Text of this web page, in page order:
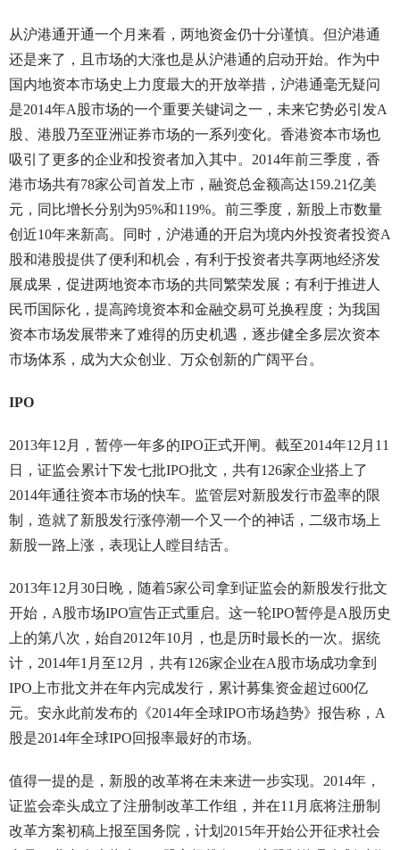
从沪港通开通一个月来看，两地资金仍十分谨慎。但沪港通
还是来了，且市场的大涨也是从沪港通的启动开始。作为中
国内地资本市场史上力度最大的开放举措，沪港通毫无疑问
是2014年A股市场的一个重要关键词之一，未来它势必引发A
股、港股乃至亚洲证券市场的一系列变化。香港资本市场也
吸引了更多的企业和投资者加入其中。2014年前三季度，香
港市场共有78家公司首发上市，融资总金额高达159.21亿美
元，同比增长分别为95%和119%。前三季度，新股上市数量
创近10年来新高。同时，沪港通的开启为境内外投资者投资A
股和港股提供了便利和机会，有利于投资者共享两地经济发
展成果，促进两地资本市场的共同繁荣发展；有利于推进人
民币国际化，提高跨境资本和金融交易可兑换程度；为我国
资本市场发展带来了难得的历史机遇，逐步健全多层次资本
市场体系，成为大众创业、万众创新的广阔平台。
IPO
2013年12月，暂停一年多的IPO正式开闸。截至2014年12月11
日，证监会累计下发七批IPO批文，共有126家企业搭上了
2014年通往资本市场的快车。监管层对新股发行市盈率的限
制，造就了新股发行涨停潮一个又一个的神话，二级市场上
新股一路上涨，表现让人瞠目结舌。
2013年12月30日晚，随着5家公司拿到证监会的新股发行批文
开始，A股市场IPO宣告正式重启。这一轮IPO暂停是A股历史
上的第八次，始自2012年10月，也是历时最长的一次。据统
计，2014年1月至12月，共有126家企业在A股市场成功拿到
IPO上市批文并在年内完成发行，累计募集资金超过600亿
元。安永此前发布的《2014年全球IPO市场趋势》报告称，A
股是2014年全球IPO回报率最好的市场。
值得一提的是，新股的改革将在未来进一步实现。2014年，
证监会牵头成立了注册制改革工作组，并在11月底将注册制
改革方案初稿上报至国务院，计划2015年开始公开征求社会